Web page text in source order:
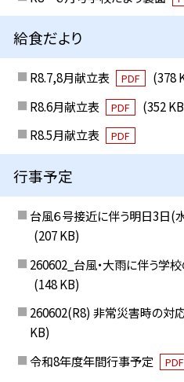
給食だより
R8.7,8月献立表 PDF
(378
R8.6月献立表
PDF
(352
R8.5月献立表
PDF
行事予定
台風６号接近に伴う明日3日(
(207 KB)
260602_台風・大雨に伴う学
(148 KB)
260602(R8) 非常災害時の対
KB)
令和8年度年間行事予定
PDF